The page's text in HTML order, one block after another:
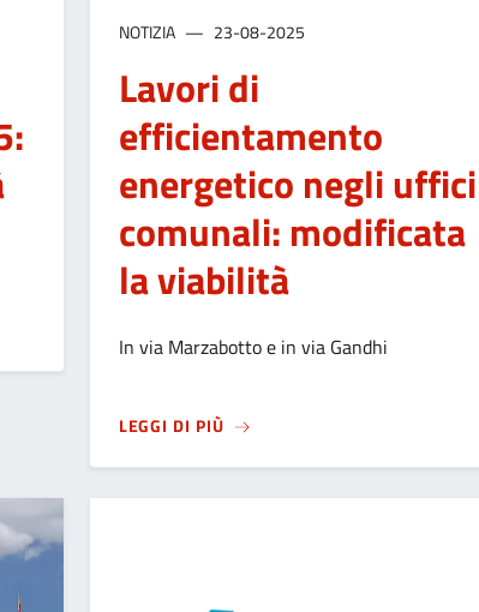
2025: MODIFICATA LA VIABILITÀ
NOTIZIA 23-08-2025
Lavori di
efficientamento
energetico negli uffici
comunali: modificata
la viabilità
In via Marzabotto e in via Gandhi
LEGGI DI PIÙSU LAVORI DI